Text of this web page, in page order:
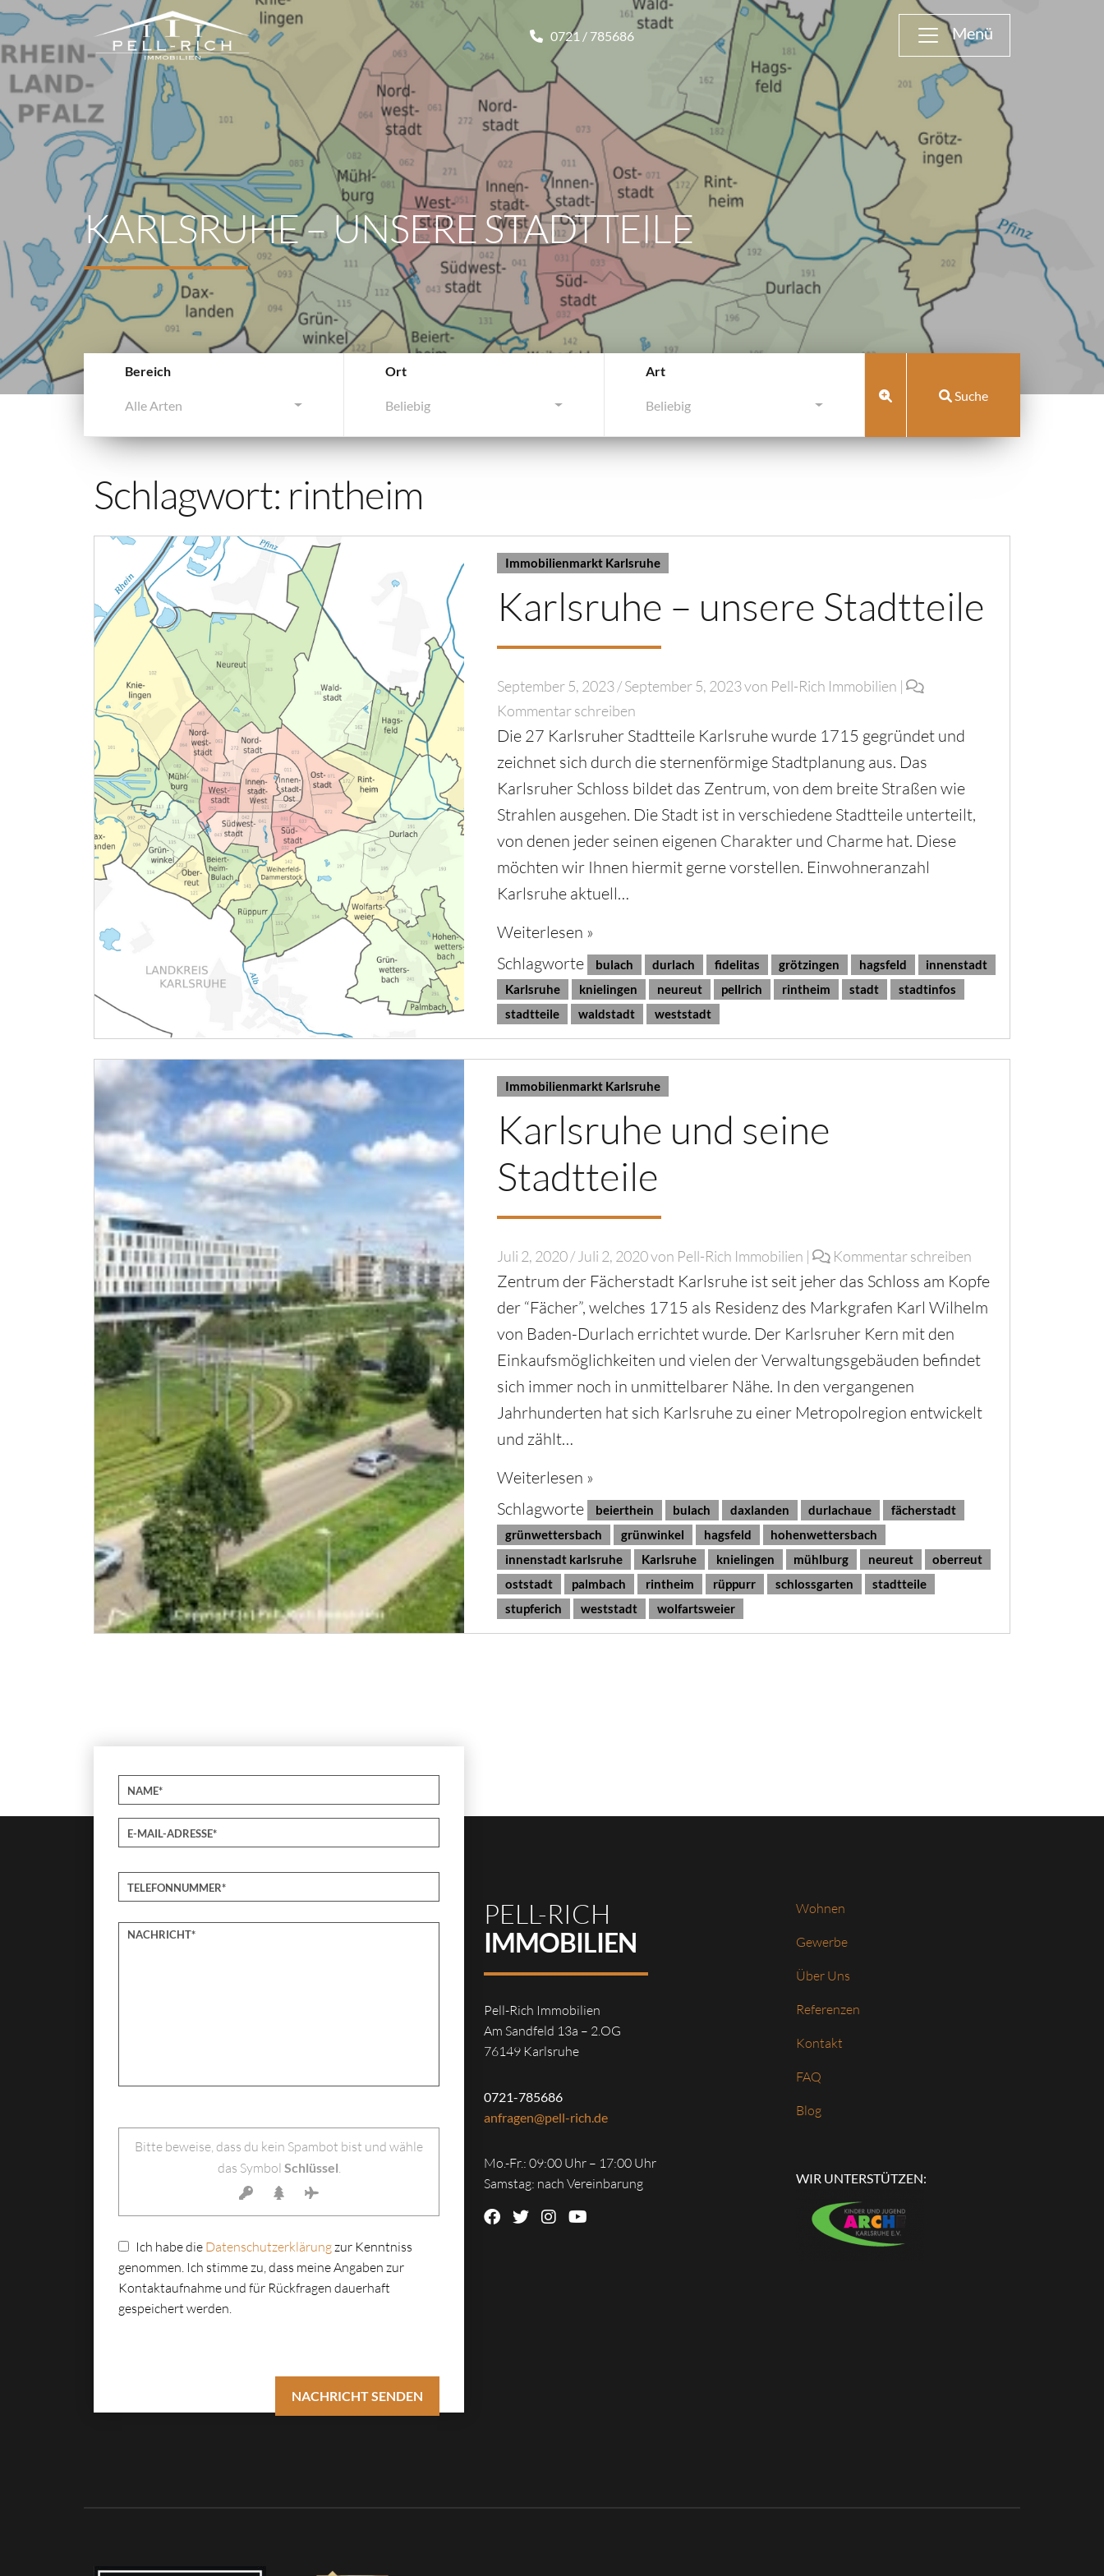
0721 / 785686
KARLSRUHE – UNSERE STADTTEILE
Bereich
Alle Arten
Ort
Beliebig
Art
Beliebig
Suche
Schlagwort: rintheim
Immobilienmarkt Karlsruhe
Karlsruhe – unsere Stadtteile
September 5, 2023/September 5, 2023von Pell-Rich Immobilien |
Kommentar schreiben
Die 27 Karlsruher Stadtteile Karlsruhe wurde 1715 gegründet und
zeichnet sich durch die sternenförmige Stadtplanung aus. Das
Karlsruher Schloss bildet das Zentrum, von dem breite Straßen wie
Strahlen ausgehen. Die Stadt ist in verschiedene Stadtteile unterteilt,
von denen jeder seinen eigenen Charakter und Charme hat. Diese
möchten wir Ihnen hiermit gerne vorstellen. Einwohneranzahl
Karlsruhe aktuell…
Weiterlesen »
Schlagworte
bulach durlach fidelitas grötzingen hagsfeld
innenstadt
Karlsruhe
knielingen neureut pellrich rintheim stadt
stadtinfos
stadtteile
waldstadt weststadt
Immobilienmarkt Karlsruhe
Karlsruhe und seine
Stadtteile
Juli 2, 2020/ Juli 2, 2020von Pell-Rich Immobilien | Kommentar schreiben
Zentrum der Fächerstadt Karlsruhe ist seit jeher das Schloss am Kopfe
der “Fächer”, welches 1715 als Residenz des Markgrafen Karl Wilhelm
von Baden-Durlach errichtet wurde. Der Karlsruher Kern mit den
Einkaufsmöglichkeiten und vielen der Verwaltungsgebäuden befindet
sich immer noch in unmittelbarer Nähe. In den vergangenen
Jahrhunderten hat sich Karlsruhe zu einer Metropolregion entwickelt
und zählt…
Weiterlesen »
Schlagworte
beierthein bulach daxlanden durlachaue
fächerstadt
grünwettersbach
grünwinkel hagsfeld
hohenwettersbach
innenstadt karlsruhe
Karlsruhe knielingen mühlburg neureut
oberreut
oststadt
palmbach rintheim rüppurr schlossgarten
stadtteile
stupferich
weststadt wolfartsweier
Bitte lasse dieses Feld leer.
Bitte beweise, dass du kein Spambot bist und wähle
das Symbol Schlüssel.
Ich habe die Datenschutzerklärungzur Kenntniss
genommen. Ich stimme zu, dass meine Angaben zur
Kontaktaufnahme und für Rückfragen dauerhaft
gespeichert werden.
PELL-RICH
IMMOBILIEN
Pell-Rich Immobilien
Am Sandfeld 13a – 2.OG
76149 Karlsruhe
0721-785686
anfragen@pell-rich.de
Mo.-Fr.: 09:00 Uhr – 17:00 Uhr
Samstag: nach Vereinbarung
Wohnen
Gewerbe
Über Uns
Referenzen
Kontakt
FAQ
Blog
WIR UNTERSTÜTZEN: